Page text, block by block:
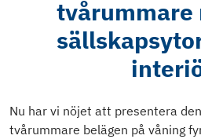
tvårummare
Nu har vi nöjet att presentera
tvårummare belägen på våning